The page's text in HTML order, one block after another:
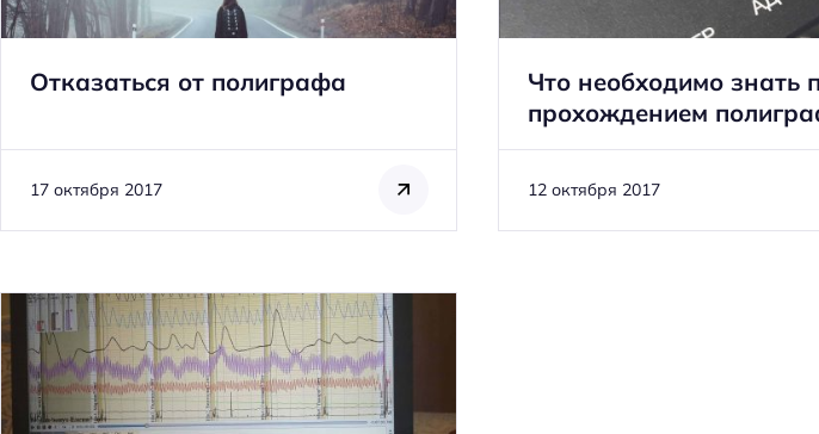
Отказаться от полиграфа
17 октября 2017
Что необходимо знать
прохождением
12 октября 2017